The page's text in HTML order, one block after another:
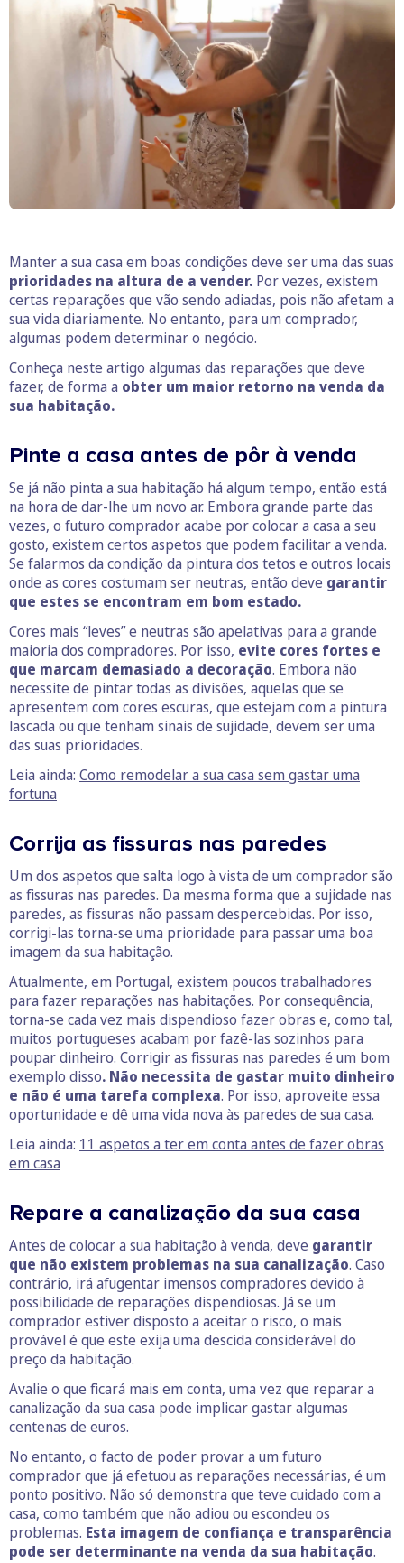
Manter a sua casa em boas condições deve ser uma das suas
prioridades na altura de a vender. Por vezes, existem
certas reparações que vão sendo adiadas, pois não afetam a
sua vida diariamente. No entanto, para um comprador,
algumas podem determinar o negócio.
Conheça neste artigo algumas das reparações que deve
fazer, de forma a obter um maior retorno na venda da
sua habitação.
Pinte a casa antes de pôr à venda
Se já não pinta a sua habitação há algum tempo, então está
na hora de dar-lhe um novo ar. Embora grande parte das
vezes, o futuro comprador acabe por colocar a casa a seu
gosto, existem certos aspetos que podem facilitar a venda.
Se falarmos da condição da pintura dos tetos e outros locais
onde as cores costumam ser neutras, então deve garantir
que estes se encontram em bom estado.
Cores mais “leves” e neutras são apelativas para a grande
maioria dos compradores. Por isso, evite cores fortes e
que marcam demasiado a decoração. Embora não
necessite de pintar todas as divisões, aquelas que se
apresentem com cores escuras, que estejam com a pintura
lascada ou que tenham sinais de sujidade, devem ser uma
das suas prioridades.
Leia ainda: Como remodelar a sua casa sem gastar uma
fortuna
Corrija as fissuras nas paredes
Um dos aspetos que salta logo à vista de um comprador são
as fissuras nas paredes. Da mesma forma que a sujidade nas
paredes, as fissuras não passam despercebidas. Por isso,
corrigi-las torna-se uma prioridade para passar uma boa
imagem da sua habitação.
Atualmente, em Portugal, existem poucos trabalhadores
para fazer reparações nas habitações. Por consequência,
torna-se cada vez mais dispendioso fazer obras e, como tal,
muitos portugueses acabam por fazê-las sozinhos para
poupar dinheiro. Corrigir as fissuras nas paredes é um bom
exemplo disso. Não necessita de gastar muito dinheiro
e não é uma tarefa complexa. Por isso, aproveite essa
oportunidade e dê uma vida nova às paredes de sua casa.
Leia ainda: 11 aspetos a ter em conta antes de fazer obras
em casa
Repare a canalização da sua casa
Antes de colocar a sua habitação à venda, deve garantir
que não existem problemas na sua canalização. Caso
contrário, irá afugentar imensos compradores devido à
possibilidade de reparações dispendiosas. Já se um
comprador estiver disposto a aceitar o risco, o mais
provável é que este exija uma descida considerável do
preço da habitação.
Avalie o que ficará mais em conta, uma vez que reparar a
canalização da sua casa pode implicar gastar algumas
centenas de euros.
No entanto, o facto de poder provar a um futuro
comprador que já efetuou as reparações necessárias, é um
ponto positivo. Não só demonstra que teve cuidado com a
casa, como também que não adiou ou escondeu os
problemas. Esta imagem de confiança e transparência
pode ser determinante na venda da sua habitação.